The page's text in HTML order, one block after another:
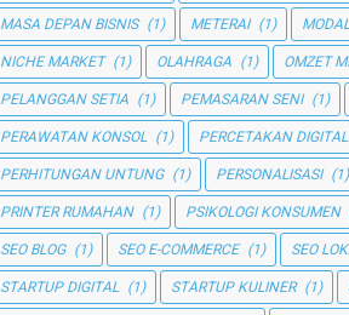
MASA DEPAN BISNIS (1) METERAI (1)
NICHE MARKET (1) OLAHRAGA (1) OMZET
PELANGGAN SETIA (1) PEMASARAN SENI (1)
PERAWATAN KONSOL (1) PERCETAKAN DIGITAL
PERHITUNGAN UNTUNG (1) PERSONALISASI (1)
PRINTER RUMAHAN (1) PSIKOLOGI KONSUMEN
SEO BLOG (1) SEO E-COMMERCE (1) SEO
STARTUP DIGITAL (1) STARTUP KULINER (1)